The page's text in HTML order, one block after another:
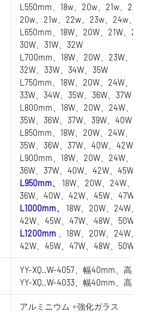
L550mm、18w、20w、21w、
20w、21w、22w、23w、24w、
L650mm、18W、20W、21W、
30W、31W、32W
L700mm、18W、20W、23W、
32W、33W、34W、35W
L750mm、18W、20W、24W、
33W、34W、35W、36W、37W
L800mm、18W、20W、24W、
35W、36W、37W、39W、40W
L850mm、18W、20W、24W、
35W、36W、37W、40W、42W
L900mm、18W、20W、24W、
36W、37W、40W、42W、45W
L950mm、 18W、20W、24W、
36W、40W、42W、45W、47W
L1000mm、 18W、20W、24W、
42W、45W、47W、48W、50W
L1200mm
、18W、20W、24W、
42W、45W、47W、48W、50W
YY-XQ..W-4057、幅40mm、高さ
YY-XQ..W-4033、幅40mm、高さ
アルミニウム +強化ガラス